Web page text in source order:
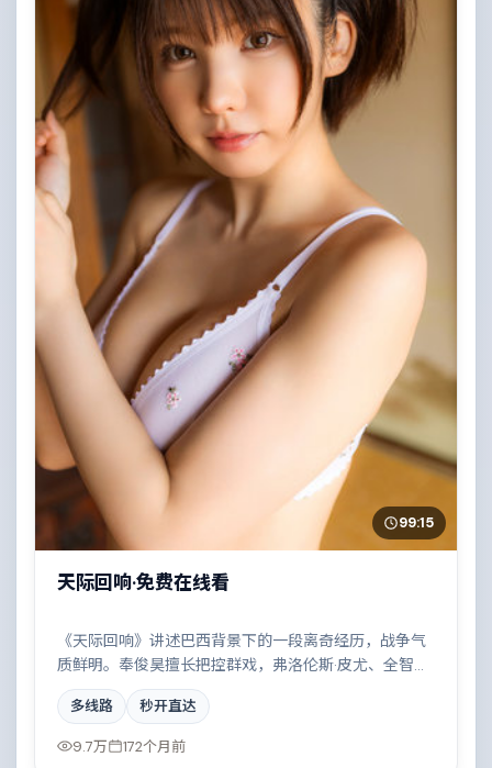
99:15
天际回响·免费在线看
《天际回响》讲述巴西背景下的一段离奇经历，战争气
质鲜明。奉俊昊擅长把控群戏，弗洛伦斯·皮尤、全智
贤、汤唯、王凯共同撑起复杂人物关系，一场看似偶然
的事故牵出陈年秘辛。
多线路 秒开直达
9.7万 172个月前